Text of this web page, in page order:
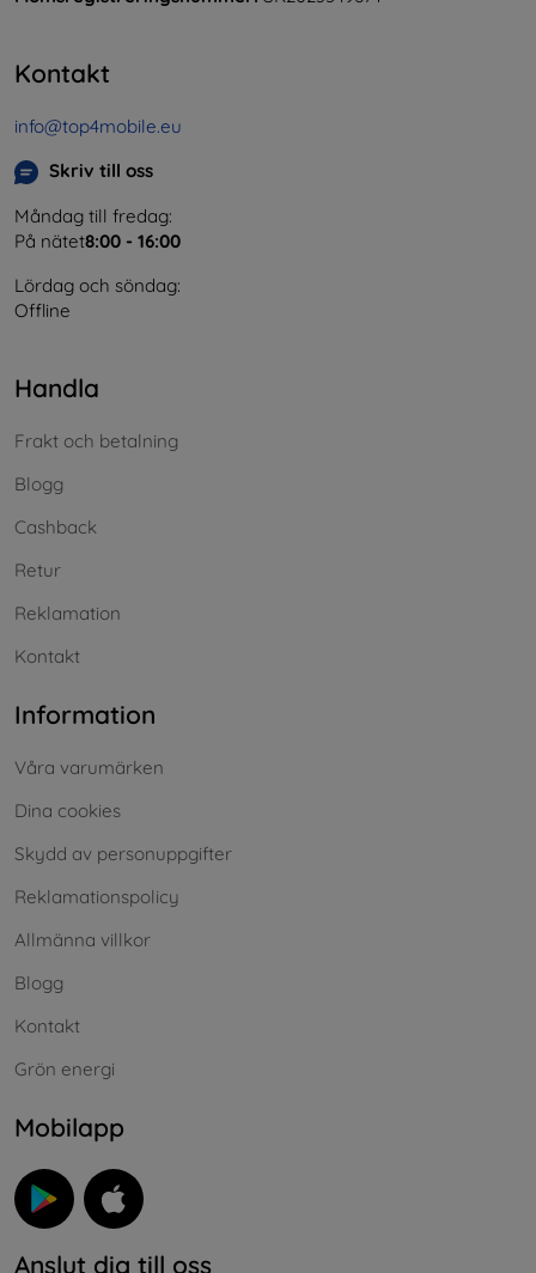
Kontakt
info@top4mobile.eu
Skriv till oss
Måndag till fredag:
På nätet8:00 - 16:00
Lördag och söndag:
Offline
Handla
Frakt och betalning
Blogg
Cashback
Retur
Reklamation
Kontakt
Information
Våra varumärken
Dina cookies
Skydd av personuppgifter
Reklamationspolicy
Allmänna villkor
Blogg
Kontakt
Grön energi
Mobilapp
Anslut dig till oss